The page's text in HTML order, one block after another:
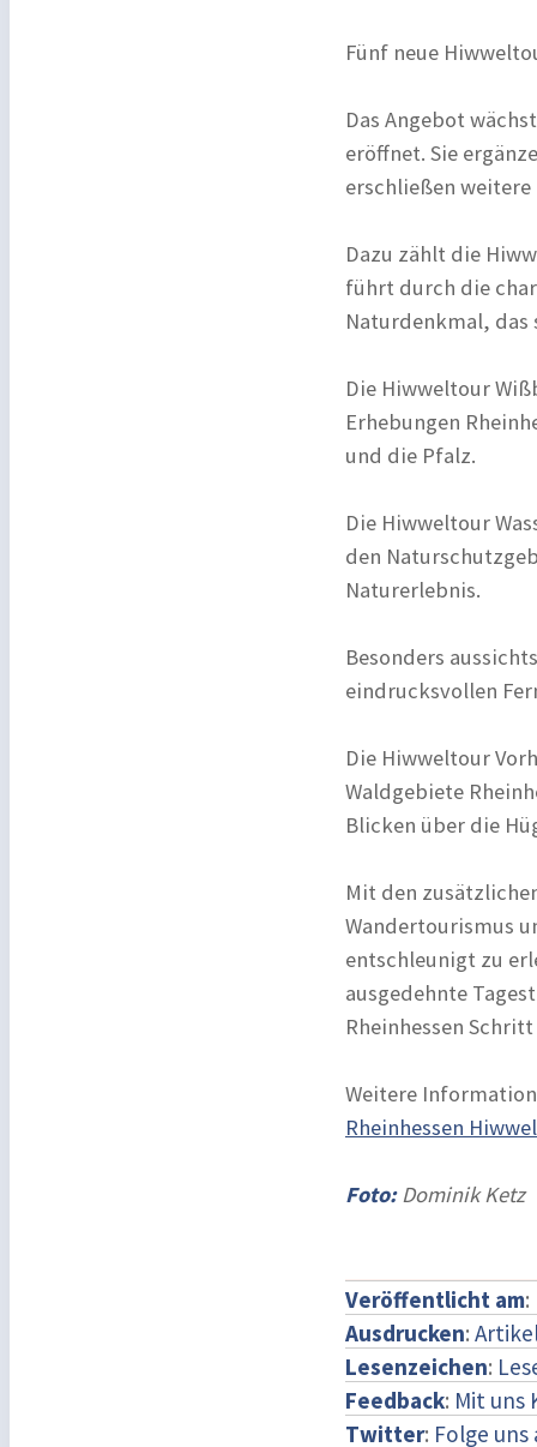
Fünf neue
Das Angebot
eröffnet. Sie
erschließen weitere
Dazu zählt die
führt durch die
Naturdenkmal, das
Die Hiwweltour
Erhebungen
und die Pfalz.
Die Hiwweltour
den
Naturerlebnis.
Besonders
eindrucksvollen
Die Hiwweltour
Waldgebiete
Blicken über die
Mit den
Wandertourismus
entschleunigt zu
ausgedehnte
Rheinhessen
Weitere
Rheinhessen
Foto:Dominik Ketz
Veröffentlicht am:
Ausdrucken:
Lesenzeichen:
Feedback: Mit uns
Twitter: Folge